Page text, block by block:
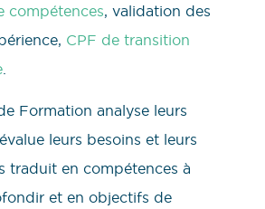
compétences, validation des
CPF de transition
Formation analyse leurs
leurs besoins et leurs
traduit en compétences à
et en objectifs de